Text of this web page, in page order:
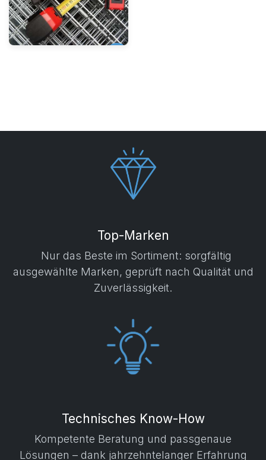
Top-Marken
Nur das Beste im Sortiment: sorgfältig
ausgewählte Marken, geprüft nach Qualität und
Zuverlässigkeit.
Technisches Know-How
Kompetente Beratung und passgenaue
Lösungen – dank jahrzehntelanger Erfahrung